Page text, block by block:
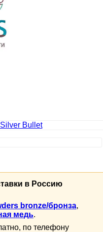
в Россию
bronze/бронза,
медь.
по телефону